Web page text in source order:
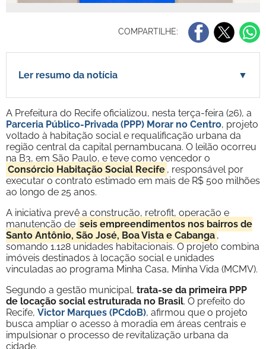
COMPARTILHE:
Ler resumo da notícia ▼
A Prefeitura do Recife oficializou, nesta terça-feira (26), a
Parceria Público-Privada (PPP) Morar no Centro, projeto
voltado à habitação social e requalificação urbana da
região central da capital pernambucana. O leilão ocorreu
na B3, em São Paulo, e teve como vencedor o
Consórcio Habitação Social Recife , responsável por
executar o contrato estimado em mais de R$ 500 milhões
ao longo de 25 anos.
A iniciativa prevê a construção, retrofit, operação e
manutenção de seis empreendimentos nos bairros de
Santo Antônio, São José, Boa Vista e Cabanga,
somando 1.128 unidades habitacionais. O projeto combina
imóveis destinados à locação social e unidades
vinculadas ao programa Minha Casa, Minha Vida (MCMV).
Segundo a gestão municipal, trata-se da primeira PPP
de locação social estruturada no Brasil. O prefeito do
Recife, Victor Marques (PCdoB), afirmou que o projeto
busca ampliar o acesso à moradia em áreas centrais e
impulsionar o processo de revitalização urbana da
cidade.